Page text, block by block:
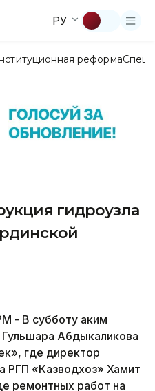
РУ
реформа
гидроузла
В субботу аким
Абдыкаликова
где директор
РГП «Казводхоз» Хамит
ремонтных работ на